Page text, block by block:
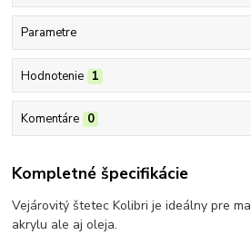
Parametre
Hodnotenie 1
Komentáre 0
Kompletné špecifikácie
Vejárovitý štetec Kolibri je ideálny pre
akrylu ale aj oleja.